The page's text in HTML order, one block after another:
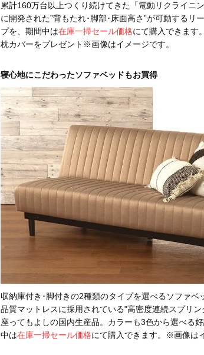
累計160万台以上つくり続けてきた「電動リクライニ
に開発された”背もたれ･脚部･床面高さ”が可動するリ
プを、期間中は在庫一掃セール価格にて購入できます
枕カバーをプレゼント※画像はイメージです。
寝心地にこだわったソファベッドもお買得
収納庫付き･脚付きの2種類のタイプを選べるソファベ
品質マットレスに採用されている"高密度連続スプリ
座ってもよしの国内生産品。カラーも3色から選べる
中は在庫一掃セール価格にて購入できます。※画像は